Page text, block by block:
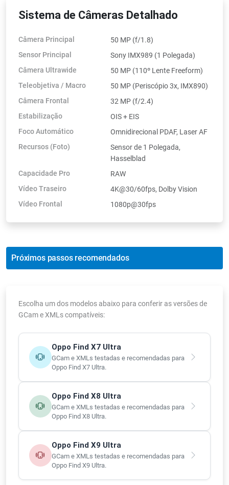
Sistema de Câmeras Detalhado
Câmera Principal
50 MP (f/1.8)
Sensor Principal
Sony IMX989 (1 Polegada)
Câmera Ultrawide
50 MP (110º Lente Freeform)
Teleobjetiva / Macro
50 MP (Periscópio 3x, IMX890)
Câmera Frontal
32 MP (f/2.4)
Estabilização
OIS + EIS
Foco Automático
Omnidirecional PDAF, Laser AF
Recursos (Foto)
Sensor de 1 Polegada,
Hasselblad
Capacidade Pro
RAW
Vídeo Traseiro
4K@30/60fps, Dolby Vision
Vídeo Frontal
1080p@30fps
Próximos passos recomendados
Escolha um dos modelos abaixo para conferir as versões de
GCam e XMLs compatíveis:
Oppo Find X7 Ultra
GCam e XMLs testadas e recomendadas para
Oppo Find X7 Ultra.
Oppo Find X8 Ultra
GCam e XMLs testadas e recomendadas para
Oppo Find X8 Ultra.
Oppo Find X9 Ultra
GCam e XMLs testadas e recomendadas para
Oppo Find X9 Ultra.